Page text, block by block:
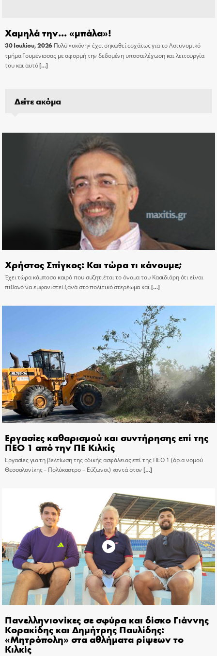
Χαμηλά την… «μπάλα»!
30 Ιουλίου, 2026 Πολύ «σκόνη» έχει σηκωθεί εσχάτως για το Αστυνομικό
τμήμα Γουμένισσας με αφορμή την δεδομένη υποστελέχωση και λειτουργία
του και αυτό[…]
Δείτε ακόμα
Χρήστος Σπίγκος: Και τώρα τι κάνουμε;
Έχει τώρα κάμποσο καιρό που συζητιέται το όνομα του Κασιδιάρη ότι είναι
πιθανό να εμφανιστεί ξανά στο πολιτικό στερέωμα και[…]
Εργασίες καθαρισμού και συντήρησης επί της
ΠΕΟ 1 από την ΠΕ Κιλκίς
Εργασίες για τη βελτίωση της οδικής ασφάλειας επί της ΠΕΟ 1 (όρια νομού
Θεσσαλονίκης – Πολύκαστρο – Εύζωνοι) κοντά στον […]
Πανελληνιονίκες σε σφύρα και δίσκο Γιάννης
Κορακίδης και Δημήτρης Παυλίδης:
«Μητρόπολη» στα αθλήματα ρίψεων το
Κιλκίς